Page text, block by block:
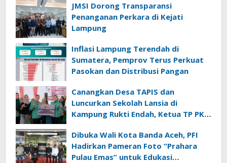
JMSI Dorong Transparansi
Penanganan Perkara di Kejati
Lampung
Inflasi Lampung Terendah di
Sumatera, Pemprov Terus Perkuat
Pasokan dan Distribusi Pangan
Canangkan Desa TAPIS dan
Luncurkan Sekolah Lansia di
Kampung Rukti Endah, Ketua TP PKK
SDM Dimulai dari Desa
Dibuka Wali Kota Banda Aceh, PFI
Hadirkan Pameran Foto “Prahara
Pulau Emas” untuk Edukasi